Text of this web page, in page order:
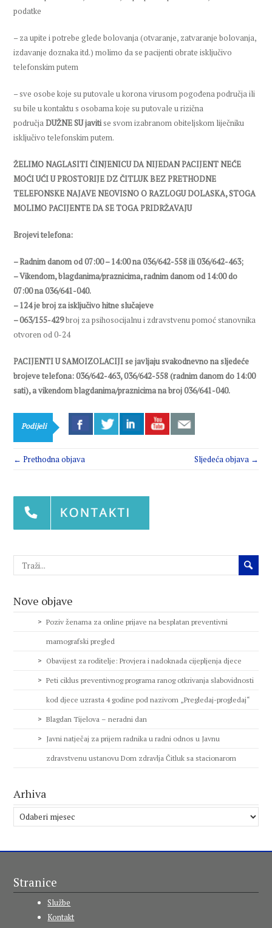
podatke
– za upite i potrebe glede bolovanja (otvaranje, zatvaranje bolovanja,
izdavanje doznaka itd.) molimo da se pacijenti obrate isključivo
telefonskim putem
– sve osobe koje su putovale u korona virusom pogođena područja ili
su bile u kontaktu s osobama koje su putovale u rizična
područjaDUŽNE SU javitise svom izabranom obiteljskom liječniku
isključivo telefonskim putem.
ŽELIMO NAGLASITI ČINJENICU DA NIJEDAN PACIJENT NEĆE
MOĆI UĆI U PROSTORIJE DZ ČITLUK BEZ PRETHODNE
TELEFONSKE NAJAVE NEOVISNO O RAZLOGU DOLASKA, STOGA
MOLIMO PACIJENTE DA SE TOGA PRIDRŽAVAJU
Brojevi telefona:
– Radnim danom od 07:00 – 14:00 na 036/642-558 ili 036/642-463;
– Vikendom, blagdanima/praznicima, radnim danom od 14:00 do
07:00 na 036/641-040.
– 124 je broj za isključivo hitne slučajeve
– 063/155-429broj za psihosocijalnu i zdravstvenu pomoć stanovnika
otvoren od 0-24
PACIJENTI U SAMOIZOLACIJI se javljaju svakodnevno na sljedeće
brojeve telefona: 036/642-463, 036/642-558 (radnim danom do 14:00
sati), a vikendom blagdanima/praznicima na broj 036/641-040.
Podijeli
← Prethodna objava Sljedeća objava →
Nove objave
Poziv ženama za online prijave na besplatan preventivni
mamografski pregled
Obavijest za roditelje: Provjera i nadoknada cijepljenja djece
Peti ciklus preventivnog programa ranog otkrivanja slabovidnosti
kod djece uzrasta 4 godine pod nazivom „Pregledaj-progledaj“
Blagdan Tijelova – neradni dan
Javni natječaj za prijem radnika u radni odnos u Javnu
zdravstvenu ustanovu Dom zdravlja Čitluk sa stacionarom
Arhiva
Arhiva
Stranice
Službe
Kontakt